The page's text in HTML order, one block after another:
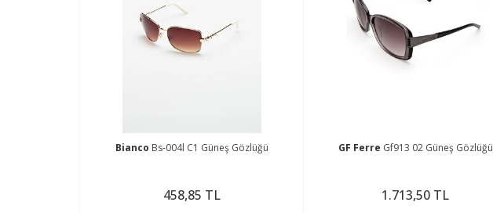
Bianco Bs-004l C1 Güneş Gözlüğü
458,85 TL
GF Ferre Gf913 02 Güneş Gözlüğü
1.713,50 TL